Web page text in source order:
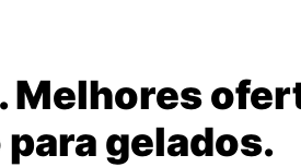
Melhores
gelados.